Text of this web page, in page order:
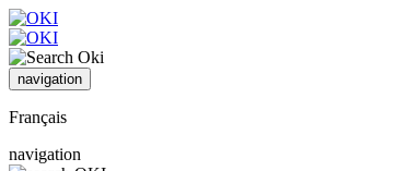
navigation
Français
navigation